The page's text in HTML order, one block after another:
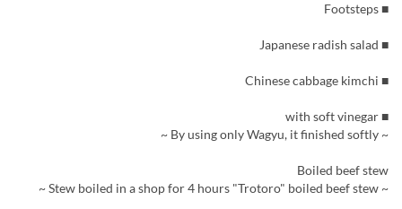
■ Footsteps
■ Japanese radish salad
■ Chinese cabbage kimchi
■ with soft vinegar
~ By using only Wagyu, it finished softly ~
Boiled beef stew
~ Stew boiled in a shop for 4 hours "Trotoro" boiled beef stew ~